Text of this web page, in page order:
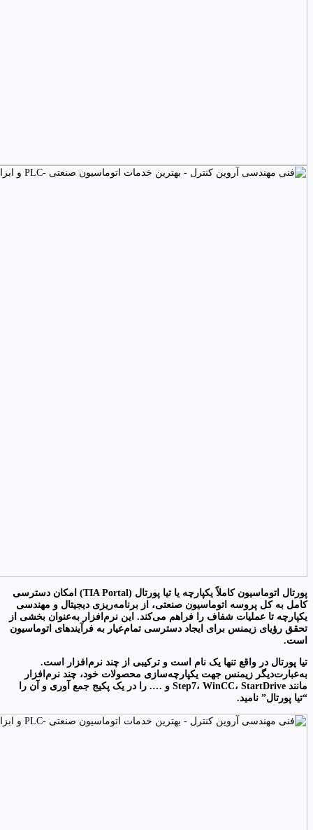
پورتال اتوماسیون کاملاً یکپارچه یا تیا پورتال (TIA Portal) امکان دسترسی
کامل به کل پروسه اتوماسیون صنعتی، از برنامه‌ریزی دیجیتال و مهندسی
یکپارچه تا عملیات شفاف را فراهم می‌کند. این نرم‌افزار به‌عنوان بخشی از
تحقق رؤیای زیمنس برای ایجاد دسترسی تمام‌عیار به فرآیندهای اتوماسیون
است.
تیا پورتال در واقع تنها یک نام است و ترکیبی از چند نرم‌افزار است.
به‌عبارت‌دیگر زیمنس جهت یکپارچه‌سازی محصولات خود، چند نرم‌افزار
مانند Step7، WinCC، StartDrive و …. را در یک پکیج جمع آوری و آن را
“تیا پورتال” نامید.